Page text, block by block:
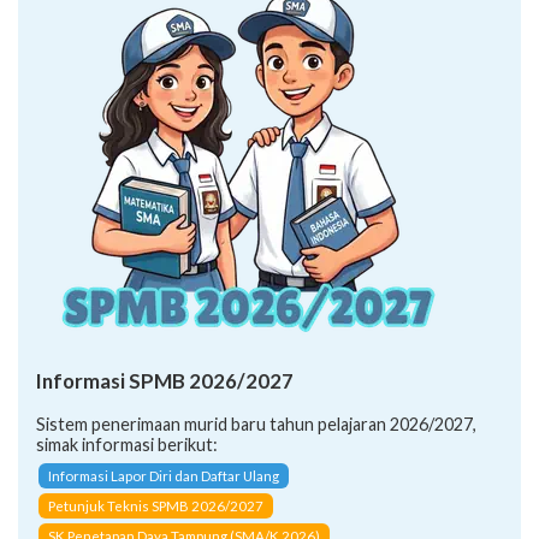
Informasi SPMB 2026/2027
Sistem penerimaan murid baru tahun pelajaran 2026/2027,
simak informasi berikut:
Informasi Lapor Diri dan Daftar Ulang
Petunjuk Teknis SPMB 2026/2027